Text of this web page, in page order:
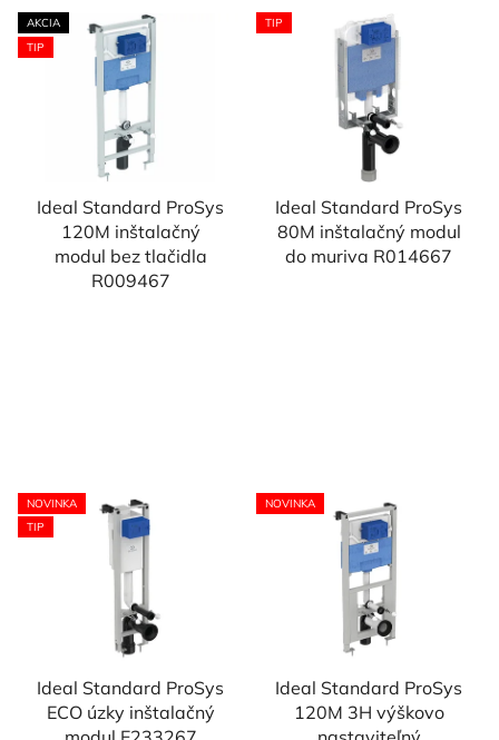
AKCIA
TIP
Ideal Standard ProSys
120M inštalačný
modul bez tlačidla
R009467
TIP
Ideal Standard ProSys
80M inštalačný modul
do muriva R014667
NOVINKA
TIP
Ideal Standard ProSys
ECO úzky inštalačný
NOVINKA
Ideal Standard ProSys
120M 3H výškovo